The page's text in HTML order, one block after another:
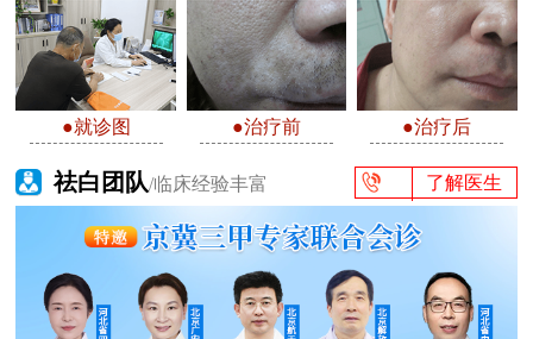
●就诊图 ●治疗前 ●治疗后
祛白团队/临床经验丰富 了解医生